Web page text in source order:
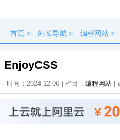
首页 > 站长导航 > 编程网站 >
EnjoyCSS
时间：2024-12-06 | 栏目： 编程网站 |